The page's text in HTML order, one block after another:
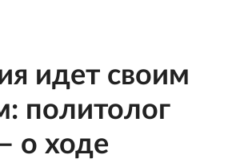
идет своим
политолог
о ходе